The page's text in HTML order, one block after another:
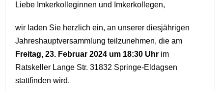
Liebe Imkerkolleginnen und Imkerkollegen,
wir laden Sie herzlich ein, an unserer diesjährigen
Jahreshauptversammlung teilzunehmen, die am
Freitag, 23. Februar 2024 um 18:30 Uhr im
Ratskeller Lange Str. 31832 Springe-Eldagsen
stattfinden wird.